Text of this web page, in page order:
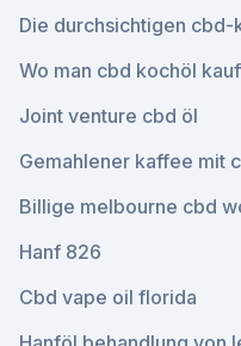
Die durchsichtigen cbd-
Wo man cbd kochöl
Joint venture cbd öl
Gemahlener kaffee mit
Billige melbourne cbd
Hanf 826
Cbd vape oil florida